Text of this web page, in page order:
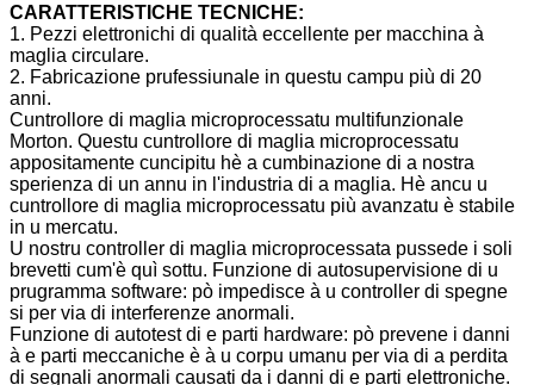
CARATTERISTICHE TECNICHE:
1. Pezzi elettronichi di qualità eccellente per macchina à
maglia circulare.
2. Fabricazione prufessiunale in questu campu più di 20
anni.
Cuntrollore di maglia microprocessatu multifunzionale
Morton. Questu cuntrollore di maglia microprocessatu
appositamente cuncipitu hè a cumbinazione di a nostra
sperienza di un annu in l'industria di a maglia. Hè ancu u
cuntrollore di maglia microprocessatu più avanzatu è stabile
in u mercatu.
U nostru controller di maglia microprocessata pussede i soli
brevetti cum'è quì sottu. Funzione di autosupervisione di u
prugramma software: pò impedisce à u controller di spegne
si per via di interferenze anormali.
Funzione di autotest di e parti hardware: pò prevene i danni
à e parti meccaniche è à u corpu umanu per via di a perdita
di segnali anormali causati da i danni di e parti elettroniche.